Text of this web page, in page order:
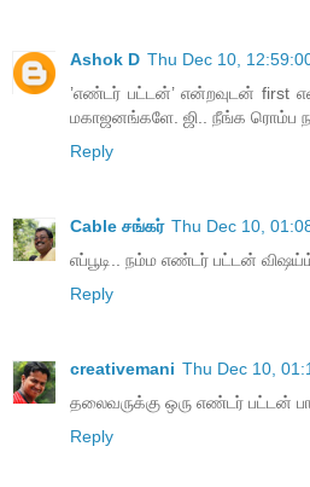
Ashok D Thu Dec 10,
’எண்டர் பட்டன்’ என்றவுடன் first
மகாஜனங்களே. ஜி.. நீங்க ரொம்ப
Reply
Cable சங்கர் Thu Dec 10,
எப்பூடி.. நம்ம எண்டர் பட்டன் விஷய்ம்..
Reply
creativemani Thu Dec 10,
தலைவருக்கு ஒரு எண்டர் பட்டன்
Reply